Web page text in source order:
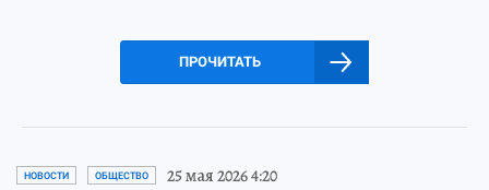
ПРОЧИТАТЬ
НОВОСТИ ОБЩЕСТВО 25 мая 2026 4:20